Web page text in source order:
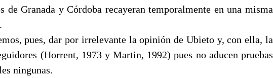
de Granada y Córdoba recayeran temporalmente en una misma
pues, dar por irrelevante la opinión de Ubieto y, con ella, la
(Horrent, 1973 y Martin, 1992) pues no aducen pruebas
ningunas.